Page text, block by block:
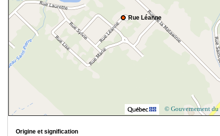
Rue Léanne
© Gouvernement du
Origine et signification